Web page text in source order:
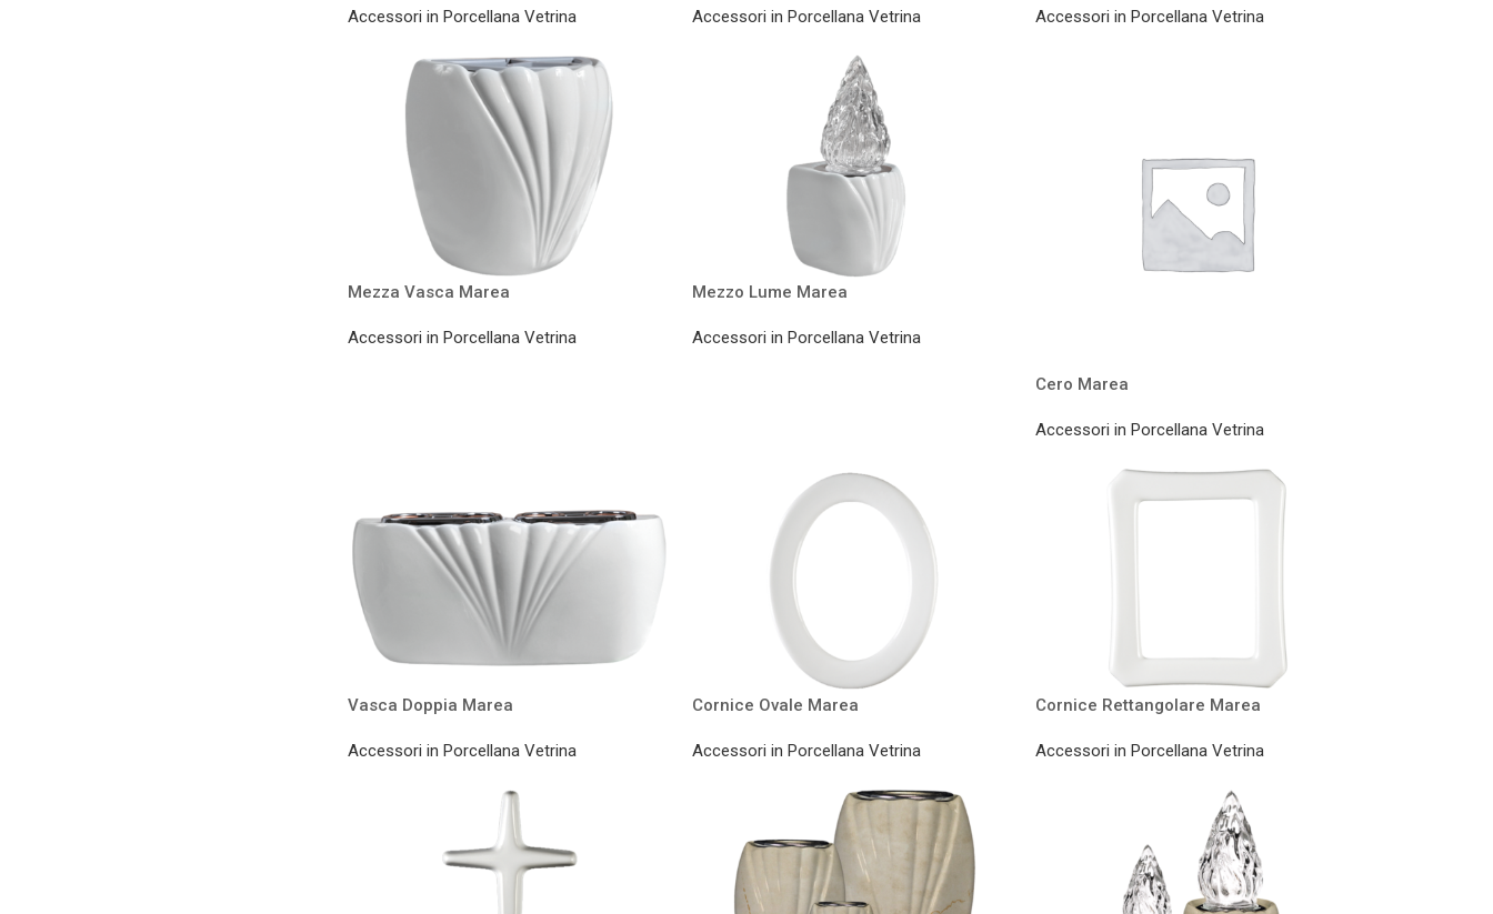
Accessori in Porcellana Vetrina Accessori in Porcellana Vetrina Accessori in Porcellana Vetrina
Mezza Vasca Marea
Accessori in Porcellana Vetrina
Mezzo Lume Marea
Accessori in Porcellana Vetrina
Cero Marea
Accessori in Porcellana Vetrina
Vasca Doppia Marea
Accessori in Porcellana Vetrina
Cornice Ovale Marea
Accessori in Porcellana Vetrina
Cornice Rettangolare Marea
Accessori in Porcellana Vetrina